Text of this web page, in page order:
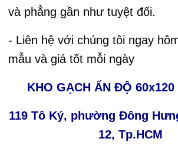
và phẳng gần như tuyệt đối.
- Liên hệ với chúng tôi ngay
mẫu và giá tốt mỗi ngày
KHO GẠCH ẤN ĐỘ 60x120
119 Tô Ký, phường Đông
12, Tp.HCM